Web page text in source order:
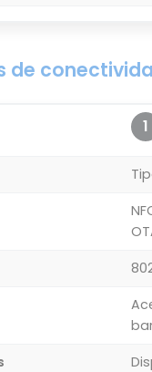
de
1